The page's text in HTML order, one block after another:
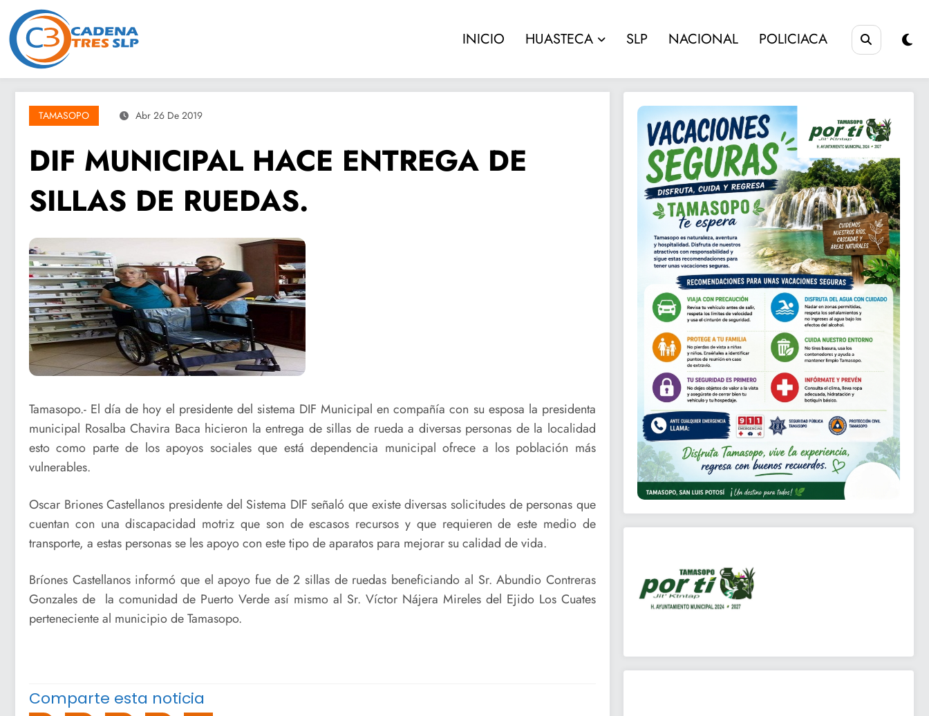
contenido
INICIO HUASTECA SLP NACIONAL POLICIACA
TAMASOPO Abr 26 De 2019
DIF MUNICIPAL HACE ENTREGA DE
SILLAS DE RUEDAS.
Tamasopo.- El día de hoy el presidente del sistema DIF Municipal en compañía con su esposa la presidenta
municipal Rosalba Chavira Baca hicieron la entrega de sillas de rueda a diversas personas de la localidad
esto como parte de los apoyos sociales que está dependencia municipal ofrece a los población más
vulnerables.
Oscar Briones Castellanos presidente del Sistema DIF señaló que existe diversas solicitudes de personas que
cuentan con una discapacidad motriz que son de escasos recursos y que requieren de este medio de
transporte, a estas personas se les apoyo con este tipo de aparatos para mejorar su calidad de vida.
Bríones Castellanos informó que el apoyo fue de 2 sillas de ruedas beneficiando al Sr. Abundio Contreras
Gonzales de la comunidad de Puerto Verde así mismo al Sr. Víctor Nájera Mireles del Ejido Los Cuates
perteneciente al municipio de Tamasopo.
Comparte esta noticia